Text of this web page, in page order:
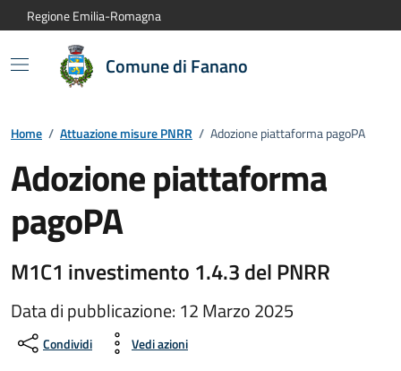
Vai al contenuto principale
Vai alla navigazione del sito
Vai al piede di pagina
Regione Emilia-Romagna
Comune di Fanano
Home / Attuazione misure PNRR / Adozione piattaforma pagoPA
Adozione piattaforma
pagoPA
Dettagli della notizia:
M1C1 investimento 1.4.3 del PNRR
Data di pubblicazione: 12 Marzo 2025
Condividi Vedi azioni